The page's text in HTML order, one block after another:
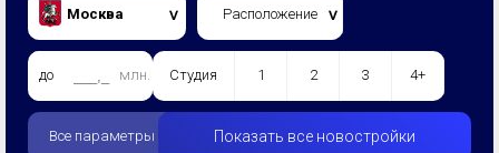
Москва Расположение
до млн. Студия 1 2 3 4+
Все параметры Показать все новостройки